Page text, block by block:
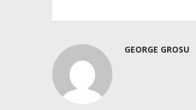
GEORGE GROSU